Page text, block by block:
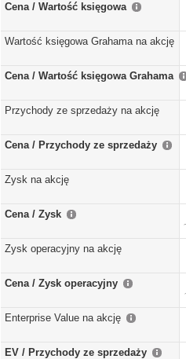
Cena / Wartość księgowa
Wartość księgowa Grahama na akcję
Cena / Wartość księgowa Grahama
Przychody ze sprzedaży na akcję
Cena / Przychody ze sprzedaży
Zysk na akcję
Cena / Zysk
Zysk operacyjny na akcję
Cena / Zysk operacyjny
Enterprise Value na akcję
EV / Przychody ze sprzedaży